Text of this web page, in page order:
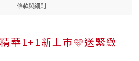
條款與細則
華1+1新上市🩷送緊緻